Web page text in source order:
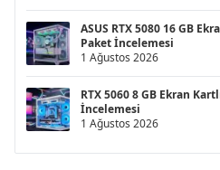
ASUS RTX 5080 16 GB
Paket İncelemesi
1 Ağustos 2026
RTX 5060 8 GB Ekran
İncelemesi
1 Ağustos 2026